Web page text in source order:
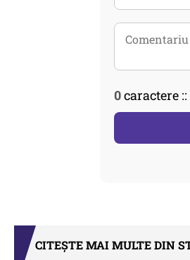
0caractere
CITEȘTE MAI MULTE DIN